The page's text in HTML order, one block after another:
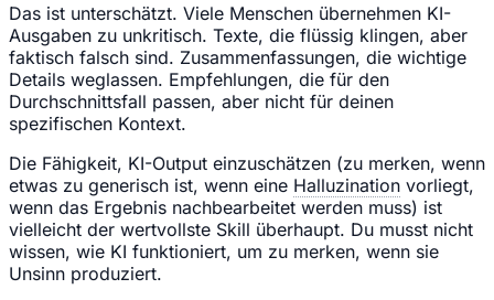
Das ist unterschätzt. Viele Menschen übernehmen KI-
Ausgaben zu unkritisch. Texte, die flüssig klingen, aber
faktisch falsch sind. Zusammenfassungen, die wichtige
Details weglassen. Empfehlungen, die für den
Durchschnittsfall passen, aber nicht für deinen
spezifischen Kontext.
Die Fähigkeit, KI-Output einzuschätzen (zu merken, wenn
etwas zu generisch ist, wenn eine Halluzination vorliegt,
wenn das Ergebnis nachbearbeitet werden muss) ist
vielleicht der wertvollste Skill überhaupt. Du musst nicht
wissen, wie KI funktioniert, um zu merken, wenn sie
Unsinn produziert.